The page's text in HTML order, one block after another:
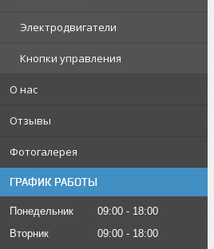
Электродвигатели
Кнопки управления
О нас
Отзывы
Фотогалерея
ГРАФИК РАБОТЫ
Понедельник 09:00
18:00
Вторник
09:00
18:00